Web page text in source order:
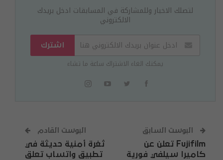
لتصلك الاخبار وللمشاركة في المسابقات ادخل بريدك
الالكتروني
اشترك
يمكنك الغاء الاشتراك ساعة ما تشاء
البوست السابق
Fujifilm تعلن عن
كاميرا سيلفي فورية
البوست القادم
ثغرة أمنية حديثة في
تطبيق واتساب تعلق